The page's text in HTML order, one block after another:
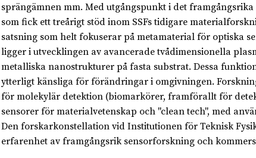
sprängämnen mm. Med utgångspunkt i det
som fick ett treårigt stöd inom SSFs tidigare
satsning som helt fokuserar på metamaterial för optiska
ligger i utvecklingen av avancerade tvådimensionella
metalliska nanostrukturer på fasta substrat. Dessa
ytterligt känsliga för förändringar i omgivningen.
för molekylär detektion (biomarkörer, framförallt för
sensorer för materialvetenskap och "clean tech", med
Den forskarkonstellation vid Institutionen för Teknisk
erfarenhet av framgångsrik sensorforskning och